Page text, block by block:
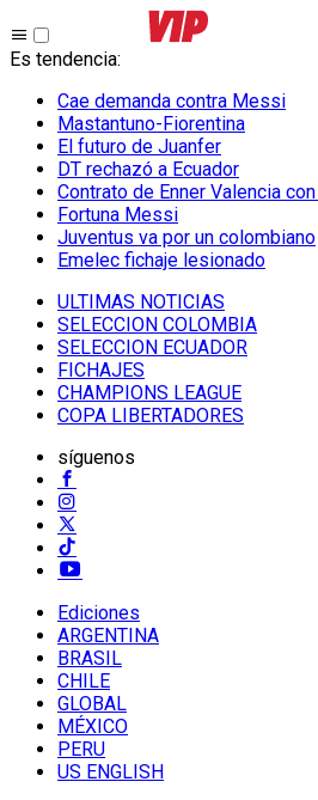
Es tendencia:
Cae demanda contra Messi
Mastantuno-Fiorentina
El futuro de Juanfer
DT rechazó a Ecuador
Contrato de Enner Valencia
Fortuna Messi
Juventus va por un colombiano
Emelec fichaje lesionado
ULTIMAS NOTICIAS
SELECCION COLOMBIA
SELECCION ECUADOR
FICHAJES
CHAMPIONS LEAGUE
COPA LIBERTADORES
síguenos
Ediciones
ARGENTINA
BRASIL
CHILE
GLOBAL
MÉXICO
PERU
US ENGLISH